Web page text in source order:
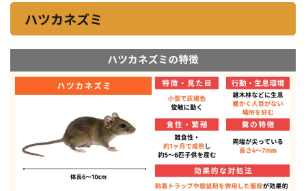
ハツカネズミ